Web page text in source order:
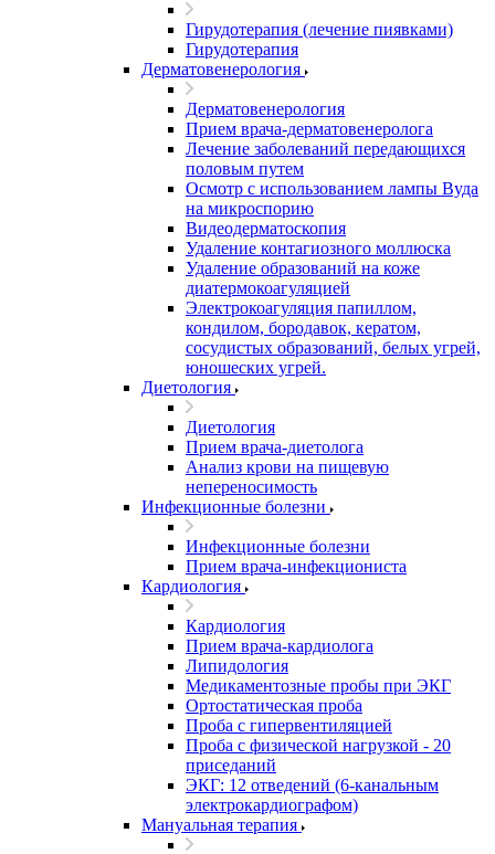
Гирудотерапия (лечение пиявками)
Гирудотерапия
Дерматовенерология
Дерматовенерология
Прием врача-дерматовенеролога
Лечение заболеваний передающихся
половым путем
Осмотр с использованием лампы Вуда
на микроспорию
Видеодерматоскопия
Удаление контагиозного моллюска
Удаление образований на коже
диатермокоагуляцией
Электрокоагуляция папиллом,
кондилом, бородавок, кератом,
сосудистых образований, белых угрей,
юношеских угрей.
Диетология
Диетология
Прием врача-диетолога
Анализ крови на пищевую
непереносимость
Инфекционные болезни
Инфекционные болезни
Прием врача-инфекциониста
Кардиология
Кардиология
Прием врача-кардиолога
Липидология
Медикаментозные пробы при ЭКГ
Ортостатическая проба
Проба с гипервентиляцией
Проба с физической нагрузкой - 20
приседаний
ЭКГ: 12 отведений (6-канальным
электрокардиографом)
Мануальная терапия